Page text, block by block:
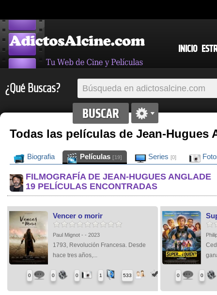
INICIO
¿Qué Buscas?
Todas las películas de Jean-Hugues
Biografia Películas [19] Series [0]
FILMOGRAFÍA DE JEAN-HUGUES ANGLADE
19 PELÍCULAS ENCONTRADAS
Vencer o morir
Paul Mignot - - 2023
1793, Revolución Francesa. Desde
hace tres años,...
0 0 0 1 533 0 0